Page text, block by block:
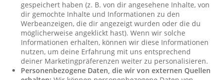
gespeichert haben (z. B. von dir angesehene Inhalte, von
dir gemochte Inhalte und Informationen zu den
Werbeanzeigen, die dir angezeigt wurden oder die du
möglicherweise angeklickt hast). Wenn wir solche
Informationen erhalten, können wir diese Informationen
nutzen, um deine Erfahrung mit uns entsprechend
deiner Marketingpräferenzen weiter zu personalisieren.
Personenbezogene Daten, die wir von externen Quellen